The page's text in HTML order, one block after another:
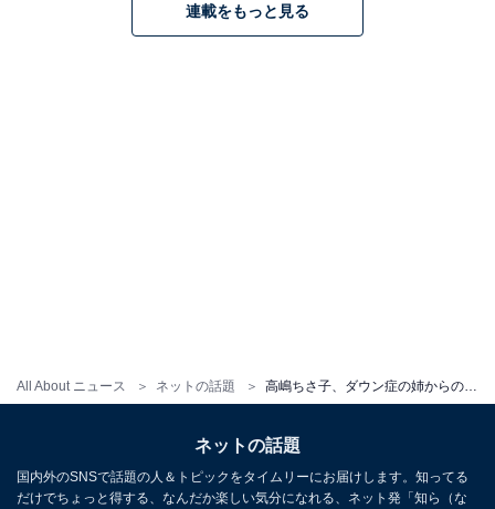
All About ニュース ネットの話題
連載をもっと見る
ネットの話題
国内外のSNSで話題の人＆トピックをタイムリーにお届けします。知ってる
だけでちょっと得する、なんだか楽しい気分になれる、ネット発「知ら（な